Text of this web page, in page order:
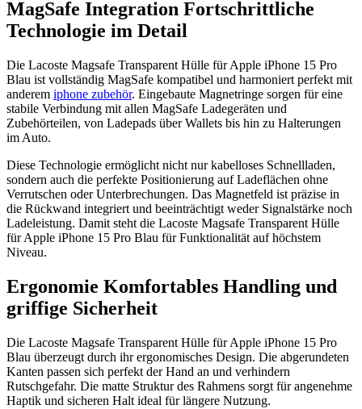
MagSafe Integration Fortschrittliche
Technologie im Detail
Die Lacoste Magsafe Transparent Hülle für Apple iPhone 15 Pro
Blau ist vollständig MagSafe kompatibel und harmoniert perfekt mit
anderem iphone zubehör. Eingebaute Magnetringe sorgen für eine
stabile Verbindung mit allen MagSafe Ladegeräten und
Zubehörteilen, von Ladepads über Wallets bis hin zu Halterungen
im Auto.
Diese Technologie ermöglicht nicht nur kabelloses Schnellladen,
sondern auch die perfekte Positionierung auf Ladeflächen ohne
Verrutschen oder Unterbrechungen. Das Magnetfeld ist präzise in
die Rückwand integriert und beeinträchtigt weder Signalstärke noch
Ladeleistung. Damit steht die Lacoste Magsafe Transparent Hülle
für Apple iPhone 15 Pro Blau für Funktionalität auf höchstem
Niveau.
Ergonomie Komfortables Handling und
griffige Sicherheit
Die Lacoste Magsafe Transparent Hülle für Apple iPhone 15 Pro
Blau überzeugt durch ihr ergonomisches Design. Die abgerundeten
Kanten passen sich perfekt der Hand an und verhindern
Rutschgefahr. Die matte Struktur des Rahmens sorgt für angenehme
Haptik und sicheren Halt ideal für längere Nutzung.